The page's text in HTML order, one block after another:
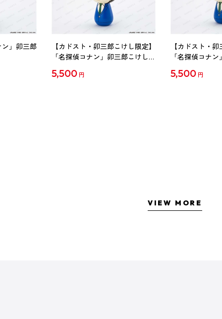
」卯三郎
【カドスト・卯三郎こけし限定】
「名探偵コナン」卯三郎こけし
5,500 円
【カドスト・
「名探偵コナ
5,500 円
VIEW MORE